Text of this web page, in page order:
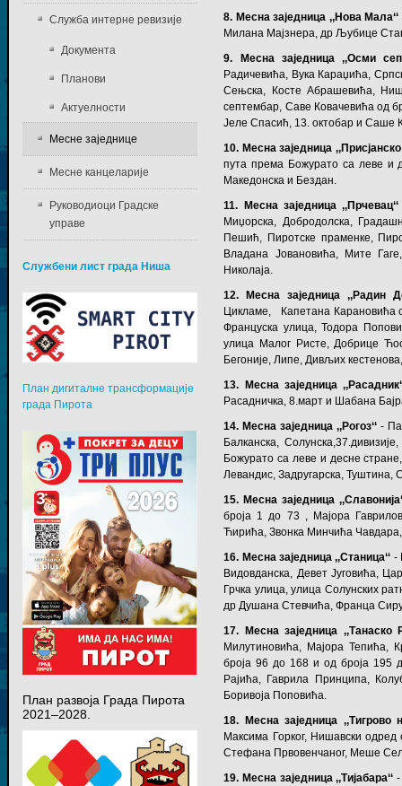
8. Месна заједница ,,Нова Мала‘‘
Милана Мајзнера, др Љубице
9. Месна заједница ,,Осми
Радичевића, Вука Караџића,
Сењска, Косте Абрашевића,
септембар, Саве Ковачевића од
Јеле Спасић, 13. октобар и
10. Месна заједница
пута према Божурато са леве и
Македонска и Бездан.
11. Месна заједница ,,Прчевац‘‘
Миџорска, Добродолска,
Пешић, Пиротске праменке,
Владана Јовановића, Мите
Николаја.
12. Месна заједница ,,Радин
Цикламе, Капетана Карановића
Француска улица, Тодора
улица Малог Ристе, Добрице
Бегоније, Липе, Дивљих
13. Месна заједница
Расадничка, 8.март и Шабана
14. Месна заједница ,,Рогоз‘‘ -
Балканска,
Божурато са леве и десне
Левандис, Задругарска,
15. Месна заједница
броја 1 до 73 , Мајора
Ћирића, Звонка Минчића
16. Месна заједница ,,Станица‘‘ -
Видовданска, Девет Југовића,
Грчка улица, улица Солунских
др Душана Стевчића, Франца
17. Месна заједница ,,Танаско
Милутиновића, Мајора Тепића,
броја 96 до 168 и од броја 195
Рајића, Гаврила Принципа,
Боривоја Поповића.
18. Месна заједница ,,Тигрово
Максима Горког, Нишавски
Стефана Првовенчаног, Меше
19. Месна заједница ,,Тијабара‘‘
Служба интерне ревизије
Документа
Планови
Актуелности
Месне заједнице
Месне канцеларије
Руководиоци Градске
управе
Службени лист града Ниша
План дигиталне трансформације
града Пирота
План развоја Града Пирота
2021–2028.